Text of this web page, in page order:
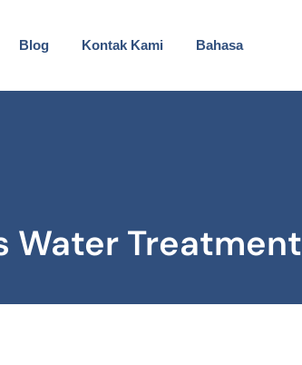
Blog Kontak Kami Bahasa
Water Treatment